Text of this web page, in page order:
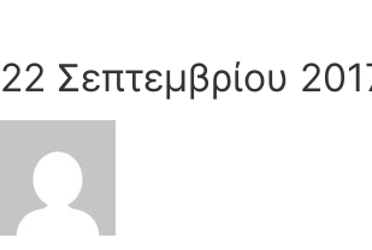
22 Σεπτεμβρίου